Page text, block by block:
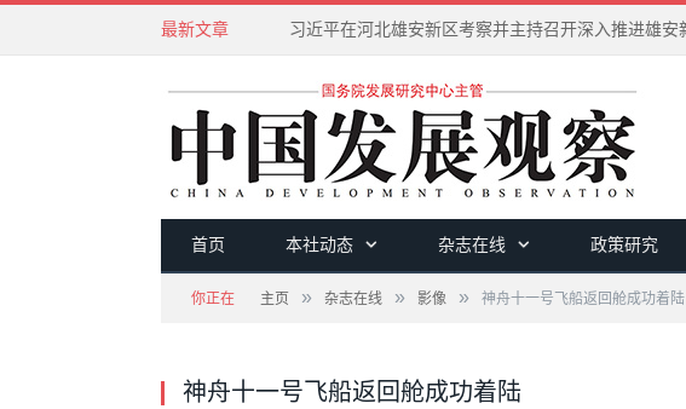
最新文章
首页 本社动态 杂志在线 政策研究
你正在 主页 » 杂志在线 » 影像 » 神舟十一号飞船返回舱成功着陆
神舟十一号飞船返回舱成功着陆